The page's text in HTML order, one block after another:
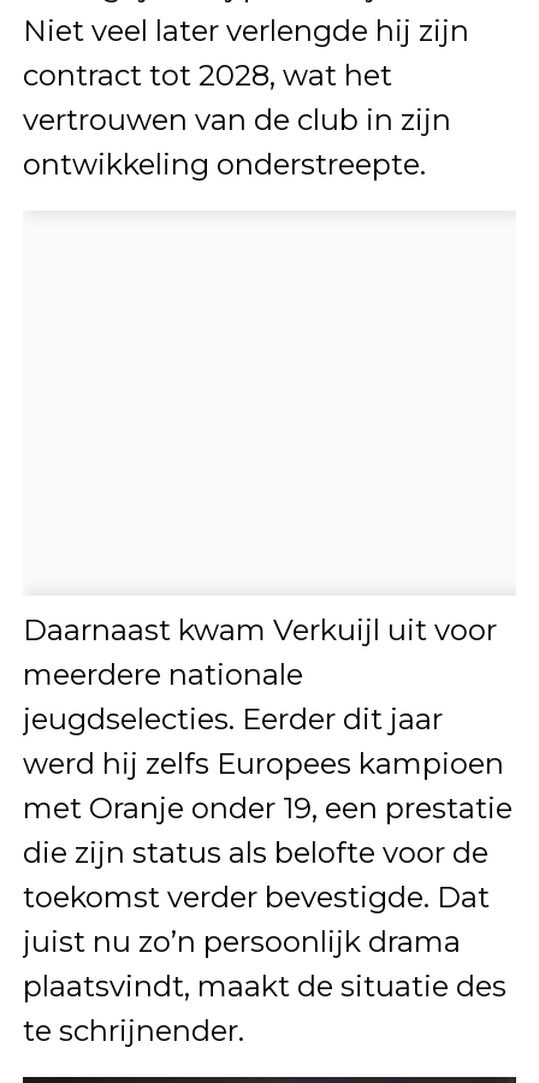
Niet veel later verlengde hij zijn
contract tot 2028, wat het
vertrouwen van de club in zijn
ontwikkeling onderstreepte.
Daarnaast kwam Verkuijl uit voor
meerdere nationale
jeugdselecties. Eerder dit jaar
werd hij zelfs Europees kampioen
met Oranje onder 19, een prestatie
die zijn status als belofte voor de
toekomst verder bevestigde. Dat
juist nu zo’n persoonlijk drama
plaatsvindt, maakt de situatie des
te schrijnender.